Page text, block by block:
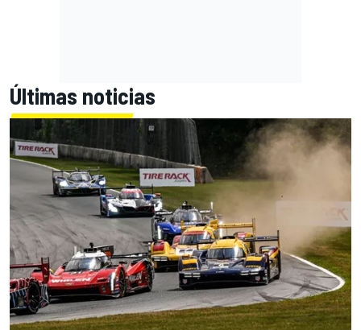
Últimas noticias